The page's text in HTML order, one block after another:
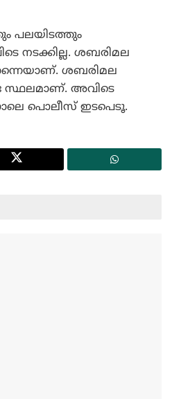
പലയിടത്തും
നടക്കില്ല. ശബരിമല
ശബരിമല
സ്ഥലമാണ്. അവിടെ
പൊലീസ് ഇടപെടൂ.